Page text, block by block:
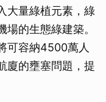
大量綠植元素，綠
的生態綠建築。
可容納4500萬人
廈的壅塞問題，提